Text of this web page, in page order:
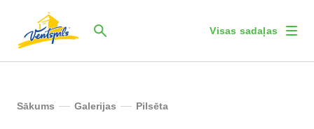
Visas sadaļas
Sākums Galerijas Pilsēta